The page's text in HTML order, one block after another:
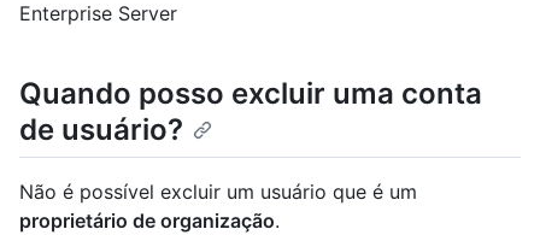
Enterprise Server
Quando posso excluir uma conta
de usuário?
Não é possível excluir um usuário que é um
proprietário de organização.